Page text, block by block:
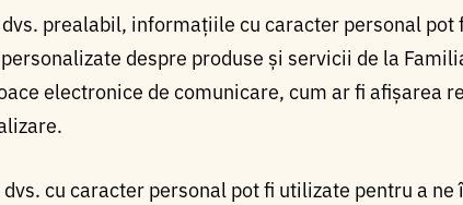
prealabil, informațiile cu caracter personal
despre produse și servicii de la
electronice de comunicare, cum ar fi afișarea
cu caracter personal pot fi utilizate pentru a